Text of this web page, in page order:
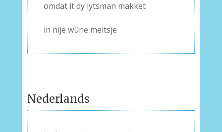
omdat it dy lytsman makket
in nije wûne meitsje
Nederlands